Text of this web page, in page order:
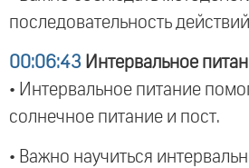
последовательность
00:06:43 Интервальное
• Интервальное питание
солнечное питание и пост.
• Важно научиться